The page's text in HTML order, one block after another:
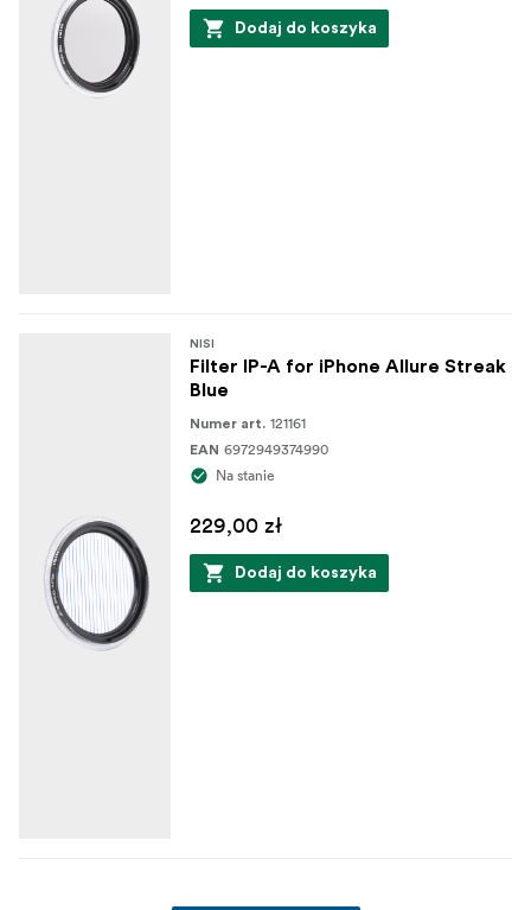
Dodaj do koszyka
NISI
Filter IP-A for iPhone Allure Streak
Blue
Numer art. 121161
EAN 6972949374990
Na stanie
229,00 zł
Dodaj do koszyka